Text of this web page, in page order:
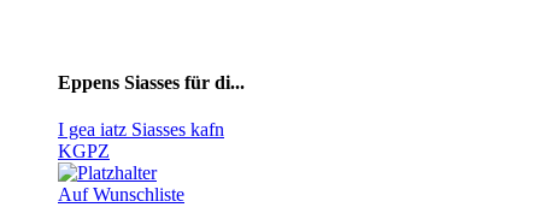
Eppens Siasses für di...
I gea iatz Siasses kafn
KGPZ
Auf Wunschliste